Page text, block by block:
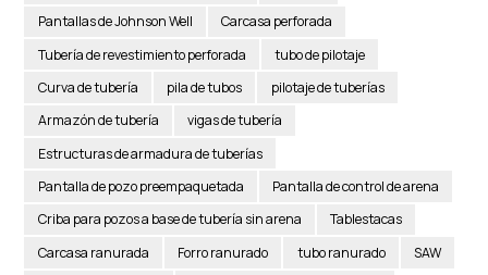
Pantallas de Johnson Well
Carcasa perforada
Tubería de revestimiento perforada
tubo de pilotaje
Curva de tubería
pila de tubos
pilotaje de tuberías
Armazón de tubería
vigas de tubería
Estructuras de armadura de tuberías
Pantalla de pozo preempaquetada
Pantalla de control de arena
Criba para pozos a base de tubería sin arena
Tablestacas
Carcasa ranurada
Forro ranurado tubo ranurado
SAW